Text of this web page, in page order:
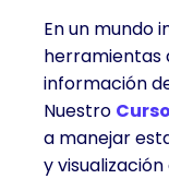
En un mundo
herramientas
información
Nuestro
a manejar
y